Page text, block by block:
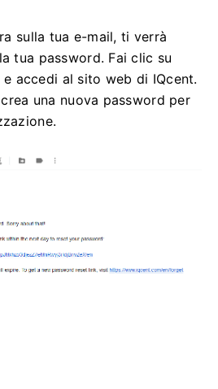
sulla tua e-mail, ti verrà
tua password. Fai clic su
accedi al sito web di IQcent.
una nuova password per